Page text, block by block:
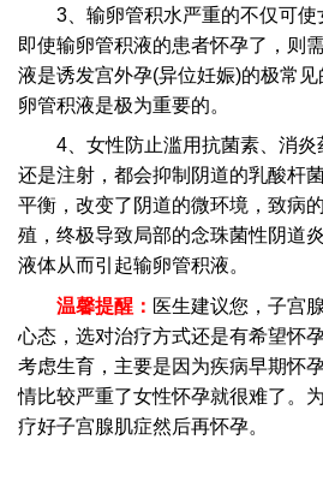
3、输卵管积水严重的不仅可使
即使输卵管积液的患者怀孕了，则
液是诱发宫外孕(异位妊娠)的极常
卵管积液是极为重要的。
4、女性防止滥用抗菌素、消炎
还是注射，都会抑制阴道的乳酸杆
平衡，改变了阴道的微环境，致病
殖，终极导致局部的念珠菌性阴道
液体从而引起输卵管积液。
温馨提醒： 医生建议您，子宫
心态，选对治疗方式还是有希望怀
考虑生育，主要是因为疾病早期怀
情比较严重了女性怀孕就很难了。
疗好子宫腺肌症然后再怀孕。